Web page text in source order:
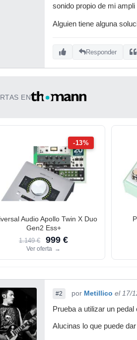
sonido propio de mi
Alguien tiene alguna
Responder
EN
-13%
Audio Apollo Twin X Duo
Gen2 Ess+
1.149 € 999 €
Ver oferta →
#2 por Metillico el 17/
Prueba a utilizar un
Alucinas lo que puede